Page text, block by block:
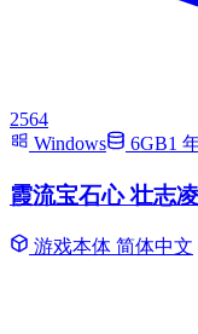
2564
Windows
6GB1
霞流宝石心 壮志
游戏本体 简体中文